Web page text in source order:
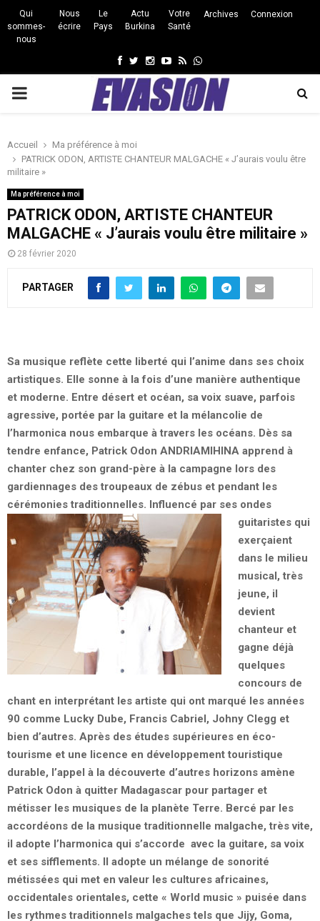
Qui
sommes-
nous
Nous
écrire
Le
Pays
Actu
Burkina
Votre
Santé
Archives Connexion
Facebook
Twitter
Instagram
Youtube
RssWhatsapp
PRIMARY
Accueil
Ma préférence à moi
PATRICK ODON, ARTISTE CHANTEUR MALGACHE « J’aurais voulu être
militaire »
Ma préférence à moi
PATRICK ODON, ARTISTE CHANTEUR
MALGACHE « J’aurais voulu être militaire »
28 février 2020
PARTAGER
Sa musique reflète cette liberté qui l’anime dans ses choix
artistiques. Elle sonne à la fois d’une manière authentique
et moderne. Entre désert et océan, sa voix suave, parfois
agressive, portée par la guitare et la mélancolie de
l’harmonica nous embarque à travers les océans. Dès sa
tendre enfance, Patrick Odon ANDRIAMIHINA apprend à
chanter chez son grand-père à la campagne lors des
gardiennages des troupeaux de zébus et pendant les
cérémonies traditionnelles. Influencé par ses ondes
guitaristes qui
exerçaient
dans le milieu
musical, très
jeune, il
devient
chanteur et
gagne déjà
quelques
concours de
chant en interprétant les artiste qui ont marqué les années
90 comme Lucky Dube, Francis Cabriel, Johny Clegg et
bien d’autres. Après des études supérieures en éco-
tourisme et une licence en développement touristique
durable, l’appel à la découverte d’autres horizons amène
Patrick Odon à quitter Madagascar pour partager et
métisser les musiques de la planète Terre. Bercé par les
accordéons de la musique traditionnelle malgache, très vite,
il adopte l’harmonica qui s’accorde avec la guitare, sa voix
et ses sifflements. Il adopte un mélange de sonorité
métissées qui met en valeur les cultures africaines,
occidentales orientales, cette « World music » puisée dans
les rythmes traditionnels malgaches tels que Jijy, Goma,